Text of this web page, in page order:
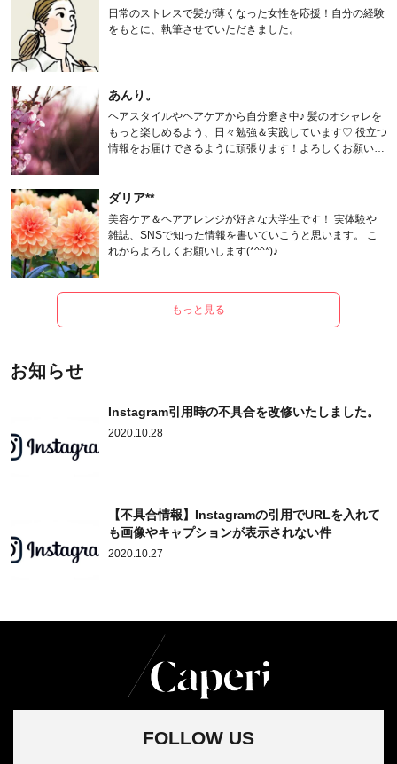
日常のストレスで髪が薄くなった女性を応援！自分の経験
をもとに、執筆させていただきました。
あんり。
ヘアスタイルやヘアケアから自分磨き中♪ 髪のオシャレを
もっと楽しめるよう、日々勉強＆実践しています♡ 役立つ
情報をお届けできるように頑張ります！よろしくお願いし
ダリア**
美容ケア＆ヘアアレンジが好きな大学生です！ 実体験や
雑誌、SNSで知った情報を書いていこうと思います。 こ
れからよろしくお願いします(*^^*)♪
もっと見る
お知らせ
Instagram引用時の不具合を改修いたしました。
2020.10.28
【不具合情報】Instagramの引用でURLを入れて
も画像やキャプションが表示されない件
2020.10.27
FOLLOW US